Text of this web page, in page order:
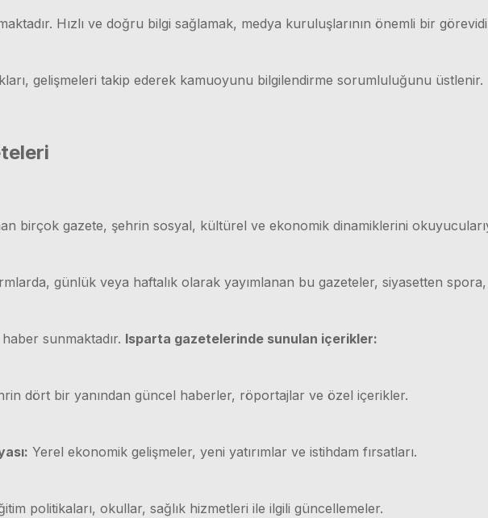
Hızlı ve doğru bilgi sağlamak, medya kuruluşlarının önemli bir
gelişmeleri takip ederek kamuoyunu bilgilendirme sorumluluğunu üstlenir.
birçok gazete, şehrin sosyal, kültürel ve ekonomik dinamiklerini
günlük veya haftalık olarak yayımlanan bu gazeteler, siyasetten
sunmaktadır. Isparta gazetelerinde sunulan içerikler:
dört bir yanından güncel haberler, röportajlar ve özel içerikler.
Yerel ekonomik gelişmeler, yeni yatırımlar ve istihdam fırsatları.
politikaları, okullar, sağlık hizmetleri ile ilgili güncellemeler.